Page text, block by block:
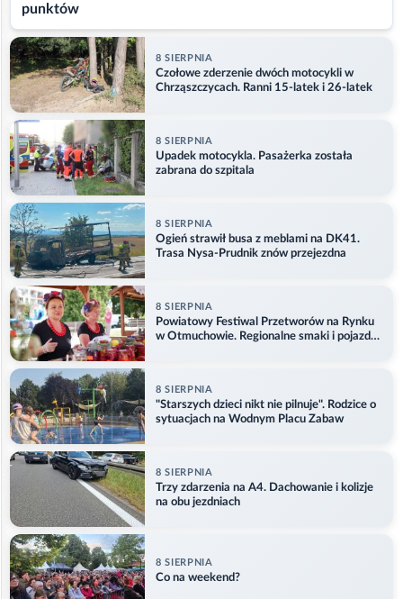
punktów
8 SIERPNIA
Czołowe zderzenie dwóch motocykli w
Chrząszczycach. Ranni 15-latek i 26-latek
8 SIERPNIA
Upadek motocykla. Pasażerka została
zabrana do szpitala
8 SIERPNIA
Ogień strawił busa z meblami na DK41.
Trasa Nysa-Prudnik znów przejezdna
8 SIERPNIA
Powiatowy Festiwal Przetworów na Rynku
w Otmuchowie. Regionalne smaki i pojazdy
8 SIERPNIA
"Starszych dzieci nikt nie pilnuje". Rodzice o
sytuacjach na Wodnym Placu Zabaw
8 SIERPNIA
Trzy zdarzenia na A4. Dachowanie i kolizje
na obu jezdniach
8 SIERPNIA
Co na weekend?